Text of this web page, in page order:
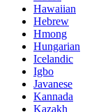
Hawaiian
Hebrew
Hmong
Hungarian
Icelandic
Igbo
Javanese
Kannada
Kazakh